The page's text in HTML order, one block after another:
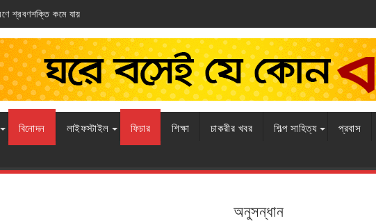
বিনোদন লাইফস্টাইল ফিচার শিক্ষা চাকরীর খবর শিল্প সাহিত্য প্রবাস
অনুসন্ধান